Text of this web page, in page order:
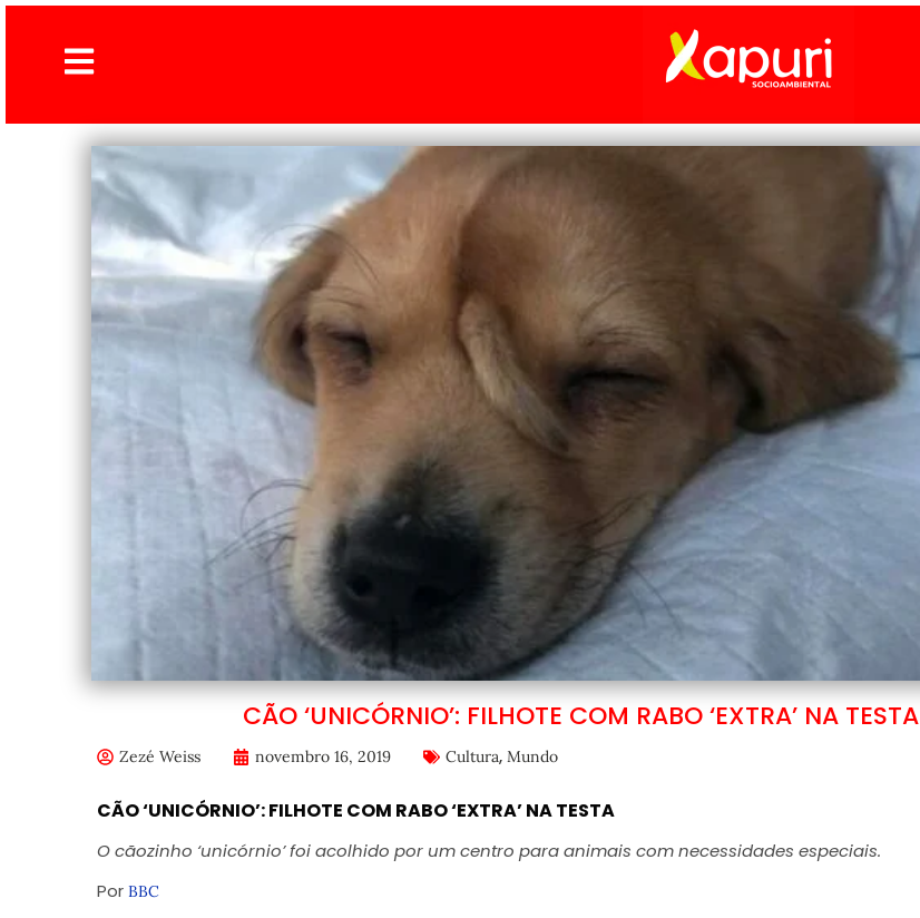
CÃO ‘UNICÓRNIO’: FILHOTE COM RABO ‘EXTRA’ NA TESTA
Zezé Weiss novembro 16, 2019 Cultura, Mundo
CÃO ‘UNICÓRNIO’: FILHOTE COM RABO ‘EXTRA’ NA TESTA
O cãozinho ‘unicórnio’ foi acolhido por um centro para animais com necessidades especiais.
Por BBC